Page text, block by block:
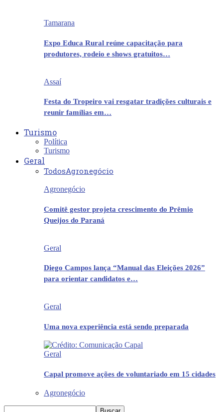
Tamarana
Expo Educa Rural reúne capacitação para
produtores, rodeio e shows gratuitos…
Assaí
Festa do Tropeiro vai resgatar tradições culturais e
reunir famílias em…
Turismo
Política
Turismo
Geral
TodosAgronegócio
Agronegócio
Comitê gestor projeta crescimento do Prêmio
Queijos do Paraná
Geral
Diego Campos lança “Manual das Eleições 2026”
para orientar candidatos e…
Geral
Uma nova experiência está sendo preparada
Geral
Capal promove ações de voluntariado em 15 cidades
Agronegócio